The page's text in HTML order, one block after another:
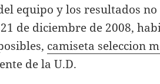
equipo y los resultados
de diciembre de 2008,
camiseta seleccion
de la U.D.